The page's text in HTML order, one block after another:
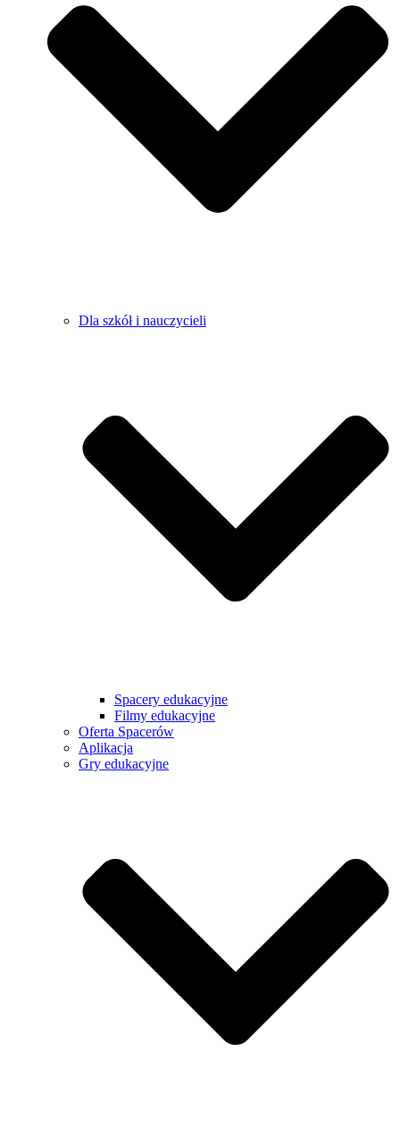
Dla szkół i nauczycieli
Spacery edukacyjne
Filmy edukacyjne
Oferta Spacerów
Aplikacja
Gry edukacyjne